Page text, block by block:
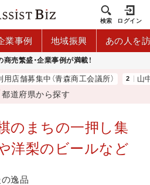
検索 ログイン
業事例 地域振興 あの人を
売繁盛・企業事例が満載！
舗募集中（青森商工会議所） 山中
都道府県から探す
のまちの一押し集
洋梨のビールなど
の逸品